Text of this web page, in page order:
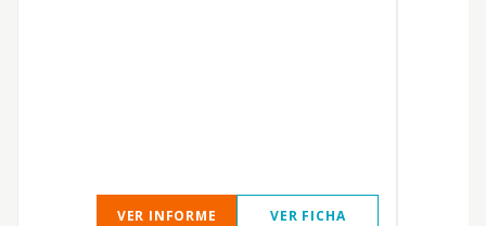
VER INFORME VER FICHA